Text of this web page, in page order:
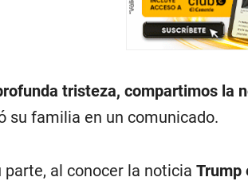
tristeza, compartimos la
su familia en un comunicado.
parte, al conocer la noticia Trump